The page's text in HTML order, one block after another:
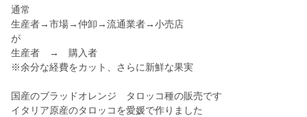
通常
生産者→市場→仲卸→流通業者→小売店
が
生産者 → 購入者
※余分な経費をカット、さらに新鮮な果実
国産のブラッドオレンジ タロッコ種の販売です
イタリア原産のタロッコを愛媛で作りました